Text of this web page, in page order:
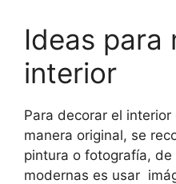
Ideas para
interior
Para decorar el
manera original, se
pintura o fotografía, de
modernas es usar